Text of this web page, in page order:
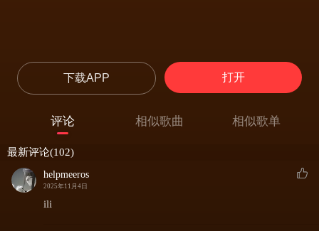
下载APP 打开
评论 相似歌曲 相似歌单
最新评论(102)
helpmeeros
2025年11月4日
ili